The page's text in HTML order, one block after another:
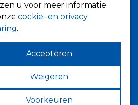
Over ons
Tips
Verkooppunten
Zonwering
Knikarmschermen
u voor meer informatie
cookie- en privacy
.
Accepteren
Weigeren
Voorkeuren